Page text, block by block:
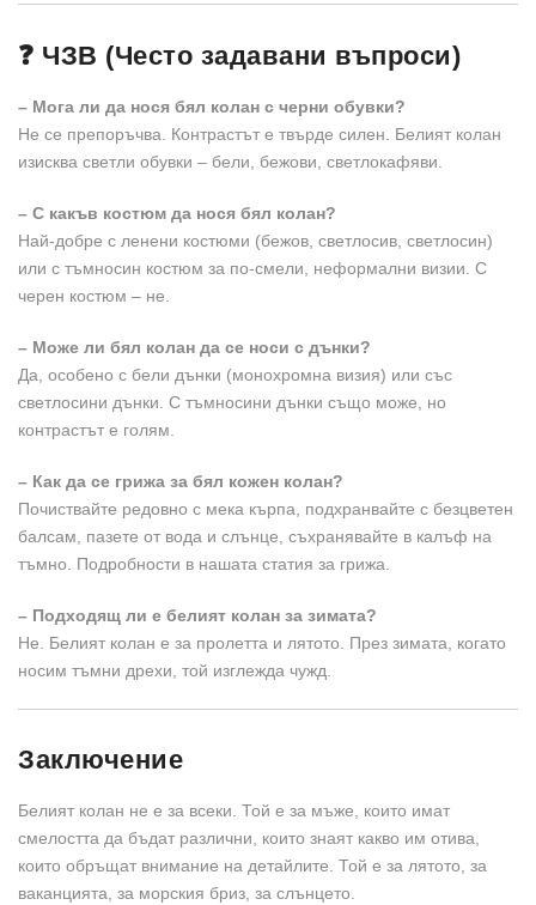
❓ ЧЗВ (Често задавани въпроси)
– Мога ли да нося бял колан с черни обувки?
Не се препоръчва. Контрастът е твърде силен. Белият колан
изисква светли обувки – бели, бежови, светлокафяви.
– С какъв костюм да нося бял колан?
Най-добре с ленени костюми (бежов, светлосив, светлосин)
или с тъмносин костюм за по-смели, неформални визии. С
черен костюм – не.
– Може ли бял колан да се носи с дънки?
Да, особено с бели дънки (монохромна визия) или със
светлосини дънки. С тъмносини дънки също може, но
контрастът е голям.
– Как да се грижа за бял кожен колан?
Почиствайте редовно с мека кърпа, подхранвайте с безцветен
балсам, пазете от вода и слънце, съхранявайте в калъф на
тъмно. Подробности в нашата статия за грижа.
– Подходящ ли е белият колан за зимата?
Не. Белият колан е за пролетта и лятото. През зимата, когато
носим тъмни дрехи, той изглежда чужд.
Заключение
Белият колан не е за всеки. Той е за мъже, които имат
смелостта да бъдат различни, които знаят какво им отива,
които обръщат внимание на детайлите. Той е за лятото, за
ваканцията, за морския бриз, за слънцето.